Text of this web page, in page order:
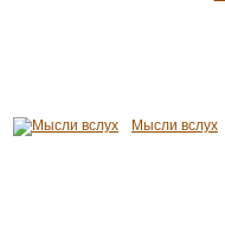
Мысли вслух